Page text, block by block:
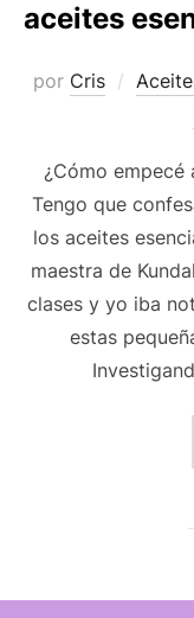
aceites
por Cris
¿Cómo empecé
Tengo que
los aceites
maestra de
clases y yo iba
estas